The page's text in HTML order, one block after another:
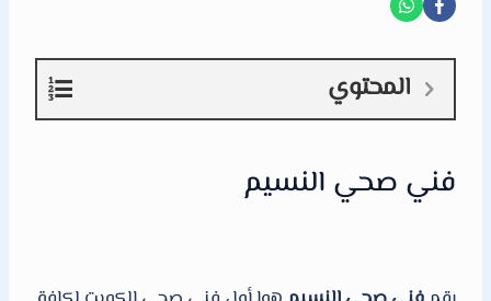
المحتوي
فني صحي النسيم